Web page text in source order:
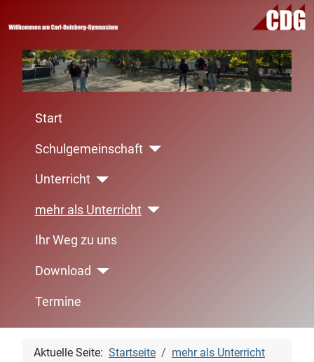
Start
Schulgemeinschaft
Unterricht
mehr als Unterricht
Ihr Weg zu uns
Download
Termine
Aktuelle Seite: Startseite
mehr als Unterricht